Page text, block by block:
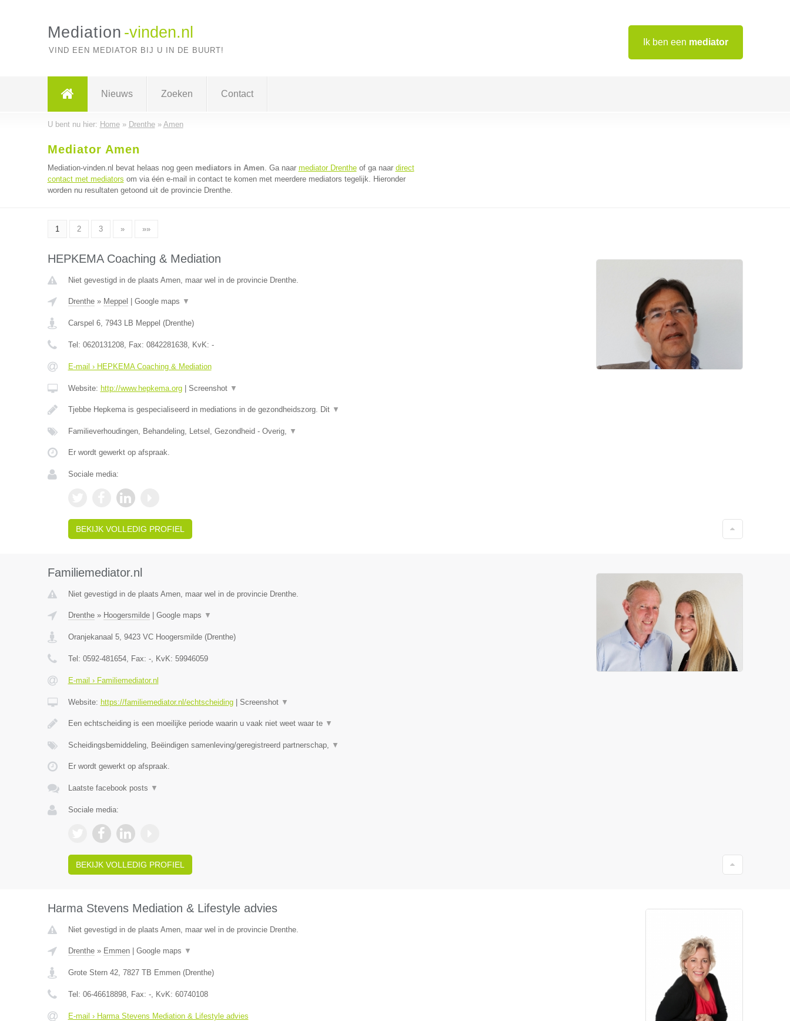
Ik ben een mediator
Mediation -vinden.nl
VIND EEN MEDIATOR BIJ U IN DE BUURT!
Nieuws Zoeken Contact
U bent nu hier: Home» Drenthe» Amen
Mediator Amen
Mediation-vinden.nl bevat helaas nog geen mediators in Amen. Ga naar mediator Drentheof ga naar direct
contact met mediators om via één e-mail in contact te komen met meerdere mediators tegelijk. Hieronder
worden nu resultaten getoond uit de provincie Drenthe.
1 2 3 » »»
HEPKEMA Coaching & Mediation
Niet gevestigd in de plaats Amen, maar wel in de provincie Drenthe.
Drenthe» Meppel Google maps ▼
Carspel 6, 7943 LB Meppel (Drenthe)
Tel: 0620131208, Fax: 0842281638, KvK: -
E-mail › HEPKEMA Coaching & Mediation
Website: http://www.hepkema.org| Screenshot ▼
Tjebbe Hepkema is gespecialiseerd in mediations in de gezondheidszorg. Dit ▼
Familieverhoudingen, Behandeling, Letsel, Gezondheid - Overig, ▼
Er wordt gewerkt op afspraak.
Sociale media:
BEKIJK VOLLEDIG PROFIEL
Familiemediator.nl
Niet gevestigd in de plaats Amen, maar wel in de provincie Drenthe.
Drenthe» Hoogersmilde| Google maps ▼
Oranjekanaal 5, 9423 VC Hoogersmilde(Drenthe)
Tel: 0592-481654, Fax: -, KvK: 59946059
E-mail › Familiemediator.nl
Website: https://familiemediator.nl/echtscheiding| Screenshot ▼
Een echtscheiding is een moeilijke periode waarin u vaak niet weet waar te ▼
Scheidingsbemiddeling, Beëindigen samenleving/geregistreerd partnerschap, ▼
Er wordt gewerkt op afspraak.
Laatste facebook posts ▼
Sociale media:
BEKIJK VOLLEDIG PROFIEL
Harma Stevens Mediation & Lifestyle advies
Niet gevestigd in de plaats Amen, maar wel in de provincie Drenthe.
Drenthe» Emmen| Google maps ▼
Grote Stern 42, 7827 TB Emmen(Drenthe)
Tel: 06-46618898, Fax: -, KvK: 60740108
E-mail › Harma Stevens Mediation & Lifestyle advies